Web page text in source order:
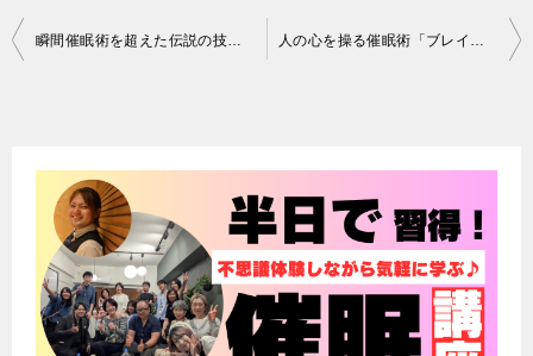
投
瞬間催眠術を超えた伝説の技法が習得できる！「催眠術の極め方」レビュー 人の心を操る催眠術「ブレイン・ハック」レビュー